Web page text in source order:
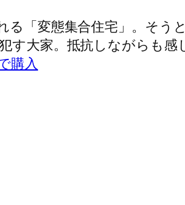
る「変態集合住宅」。そ
す大家。抵抗しながらも感
購入